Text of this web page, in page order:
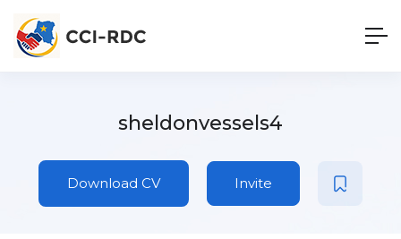
sheldonvessels4
Download CV Invite